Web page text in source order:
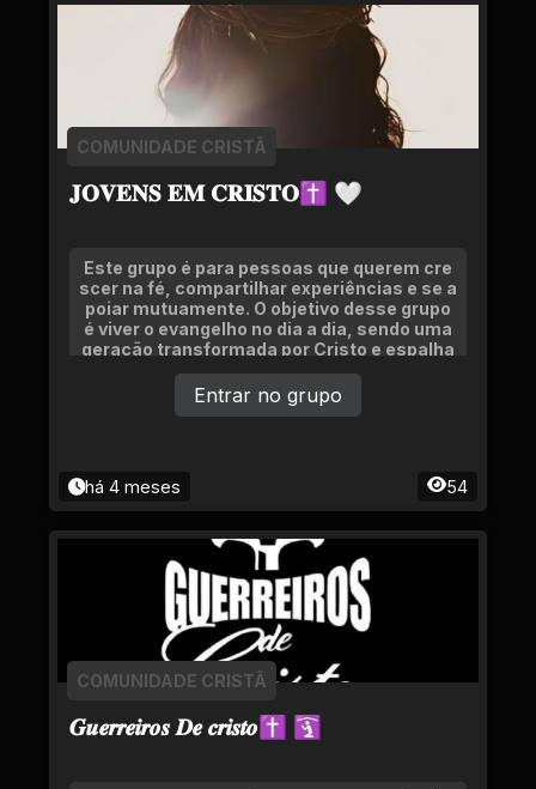
𝐉𝐎𝐕𝐄𝐍𝐒 𝐄𝐌 𝐂𝐑𝐈𝐒𝐓𝐎✝ 🤍
COMUNIDADE CRISTÃ
Este grupo é para pessoas que querem cre
scer na fé, compartilhar experiências e se a
poiar mutuamente. O objetivo desse grupo
é viver o evangelho no dia a dia, sendo uma
geração transformada por Cristo e espalha
ndo o amor Dele por onde estivermos.
há 4 meses 54
Entrar no grupo
𝑮𝒖𝒆𝒓𝒓𝒆𝒊𝒓𝒐𝒔 𝑫𝒆 𝒄𝒓𝒊𝒔𝒕𝒐✝ 🛐
COMUNIDADE CRISTÃ